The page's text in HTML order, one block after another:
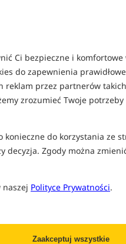
Ci bezpieczne i
do zapewnienia
reklam przez partnerów
zrozumieć Twoje potrzeby
konieczne do korzystania ze
decyzja. Zgody można
naszej Polityce Prywatności.
Zaakceptuj wszystkie
PRODUKT